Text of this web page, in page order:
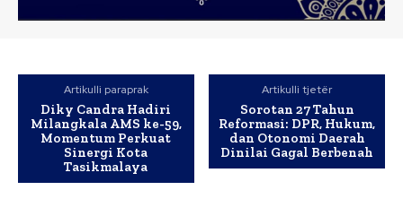
Artikulli paraprak
Diky Candra Hadiri
Milangkala AMS ke-59,
Momentum Perkuat
Sinergi Kota
Tasikmalaya
Artikulli tjetër
Sorotan 27 Tahun
Reformasi: DPR, Hukum,
dan Otonomi Daerah
Dinilai Gagal Berbenah